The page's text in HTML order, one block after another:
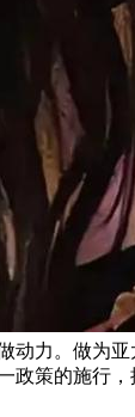
力。做为
策的施行，